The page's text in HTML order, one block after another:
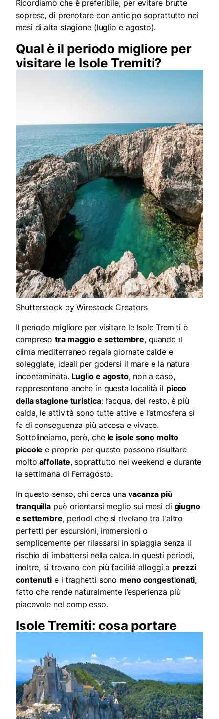
Ricordiamo che è preferibile, per evitare brutte
soprese, di prenotare con anticipo soprattutto nei
mesi di alta stagione (luglio e agosto).
Qual è il periodo migliore per
visitare le Isole Tremiti?
Shutterstock by Wirestock Creators
Il periodo migliore per visitare le Isole Tremiti è
compresotra maggio e settembre, quando il
clima mediterraneo regala giornate calde e
soleggiate, ideali per godersi il mare e la natura
incontaminata.Luglio e agosto, non a caso,
rappresentano anche in questa località il picco
della stagione turistica: l’acqua, del resto, è più
calda, le attività sono tutte attive e l’atmosfera si
fa di conseguenza più accesa e vivace.
Sottolineiamo, però, che le isole sono molto
piccole e proprio per questo possono risultare
moltoaffollate, soprattutto nei weekend e durante
la settimana di Ferragosto.
In questo senso, chi cerca una vacanza più
tranquilla può orientarsi meglio sui mesi di giugno
e settembre, periodi che si rivelano tra l'altro
perfetti per escursioni, immersioni o
semplicemente per rilassarsi in spiaggia senza il
rischio di imbattersi nella calca. In questi periodi,
inoltre, si trovano con più facilità alloggi a prezzi
contenuti e i traghetti sono meno congestionati,
fatto che rende naturalmente l’esperienza più
piacevole nel complesso.
Isole Tremiti: cosa portare